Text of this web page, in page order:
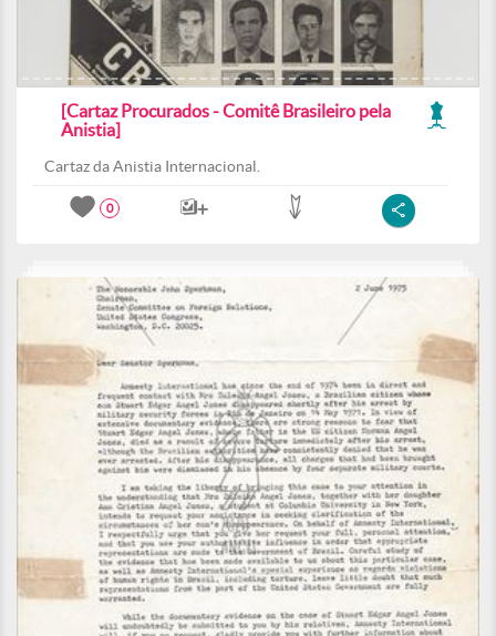
[Cartaz Procurados - Comitê Brasileiro pela
Anistia]
Cartaz da Anistia Internacional.
0